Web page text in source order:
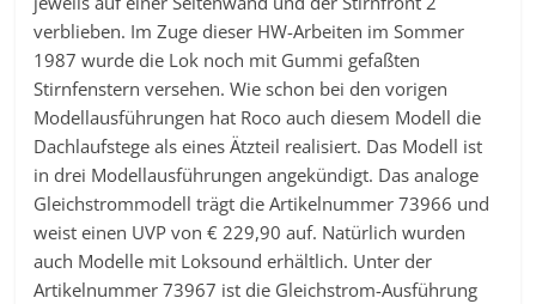
verblieben. Im Zuge dieser HW-Arbeiten im Sommer
1987 wurde die Lok noch mit Gummi gefaßten
Stirnfenstern versehen. Wie schon bei den vorigen
Modellausführungen hat Roco auch diesem Modell die
Dachlaufstege als eines Ätzteil realisiert. Das Modell ist
in drei Modellausführungen angekündigt. Das analoge
Gleichstrommodell trägt die Artikelnummer 73966 und
weist einen UVP von € 229,90 auf. Natürlich wurden
auch Modelle mit Loksound erhältlich. Unter der
Artikelnummer 73967 ist die Gleichstrom-Ausführung